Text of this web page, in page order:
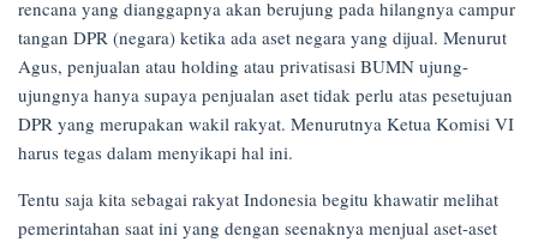
rencana yang dianggapnya akan berujung pada hilangnya campur
tangan DPR (negara) ketika ada aset negara yang dijual. Menurut
Agus, penjualan atau holding atau privatisasi BUMN ujung-
ujungnya hanya supaya penjualan aset tidak perlu atas pesetujuan
DPR yang merupakan wakil rakyat. Menurutnya Ketua Komisi VI
harus tegas dalam menyikapi hal ini.
Tentu saja kita sebagai rakyat Indonesia begitu khawatir melihat
pemerintahan saat ini yang dengan seenaknya menjual aset-aset